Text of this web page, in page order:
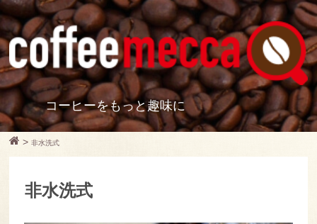
コーヒーをもっと趣味に
>非水洗式
非水洗式